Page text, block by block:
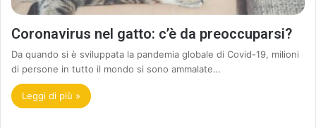
Coronavirus nel gatto: c’è da preoccuparsi?
Da quando si è sviluppata la pandemia globale di Covid-19, milioni
di persone in tutto il mondo si sono ammalate…
Leggi di più »